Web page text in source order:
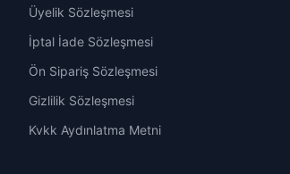
Üyelik Sözleşmesi
İptal İade Sözleşmesi
Ön Sipariş Sözleşmesi
Gizlilik Sözleşmesi
Kvkk Aydınlatma Metni